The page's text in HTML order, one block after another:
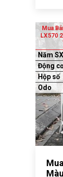
Mua
LX570
Năm SX
Động
Hộp số
Odo